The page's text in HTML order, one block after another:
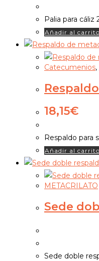
Palia para cáliz
Añadir al carrito
Catecumenios,
18,15€
Respaldo para
Añadir al carrito
METACRILATO
Sede
Sede doble